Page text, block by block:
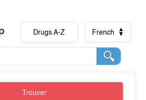
Drugs A-Z French
Trouver